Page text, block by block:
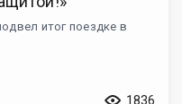
итог поездке в
1836